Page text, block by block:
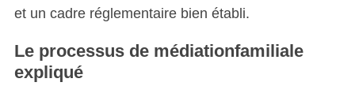
et un cadre réglementaire bien établi.
Le processus de médiationfamiliale
expliqué